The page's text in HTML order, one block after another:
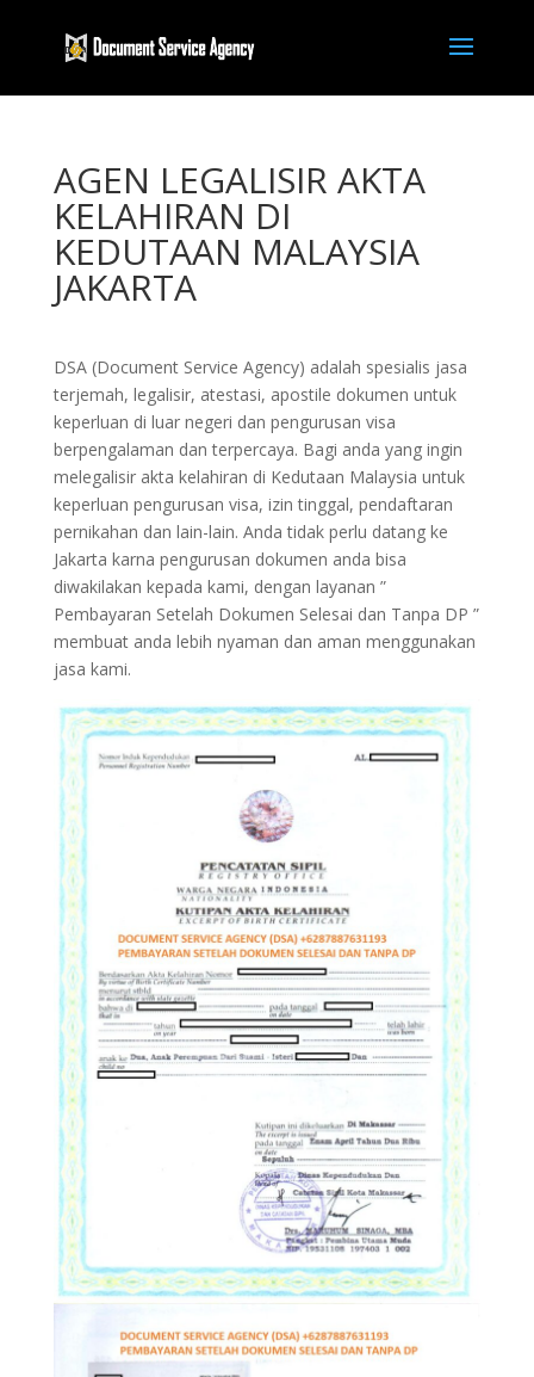
AGEN LEGALISIR AKTA
KELAHIRAN DI
KEDUTAAN MALAYSIA
JAKARTA
DSA (Document Service Agency) adalah spesialis jasa
terjemah, legalisir, atestasi, apostile dokumen untuk
keperluan di luar negeri dan pengurusan visa
berpengalaman dan terpercaya. Bagi anda yang ingin
melegalisir akta kelahiran di Kedutaan Malaysia untuk
keperluan pengurusan visa, izin tinggal, pendaftaran
pernikahan dan lain-lain. Anda tidak perlu datang ke
Jakarta karna pengurusan dokumen anda bisa
diwakilakan kepada kami, dengan layanan ”
Pembayaran Setelah Dokumen Selesai dan Tanpa DP ”
membuat anda lebih nyaman dan aman menggunakan
jasa kami.